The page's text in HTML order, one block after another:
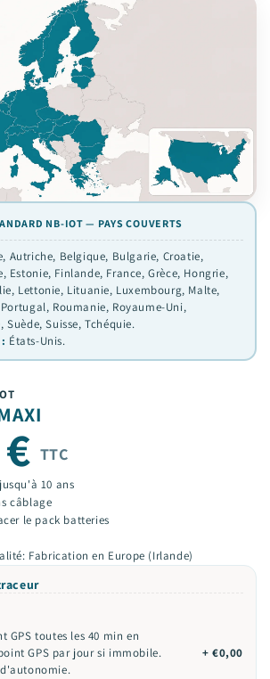
NB-IOT — PAYS COUVERTS
Autriche, Belgique, Bulgarie, Croatie,
Estonie, Finlande, France, Grèce, Hongrie,
Lettonie, Lituanie, Luxembourg, Malte,
Roumanie, Royaume-Uni,
Suisse, Tchéquie.
États-Unis.
TTC
10 ans
câblage
le pack batteries
Fabrication en Europe (Irlande)
GPS toutes les 40 min en
GPS par jour si immobile.
+ €0,00